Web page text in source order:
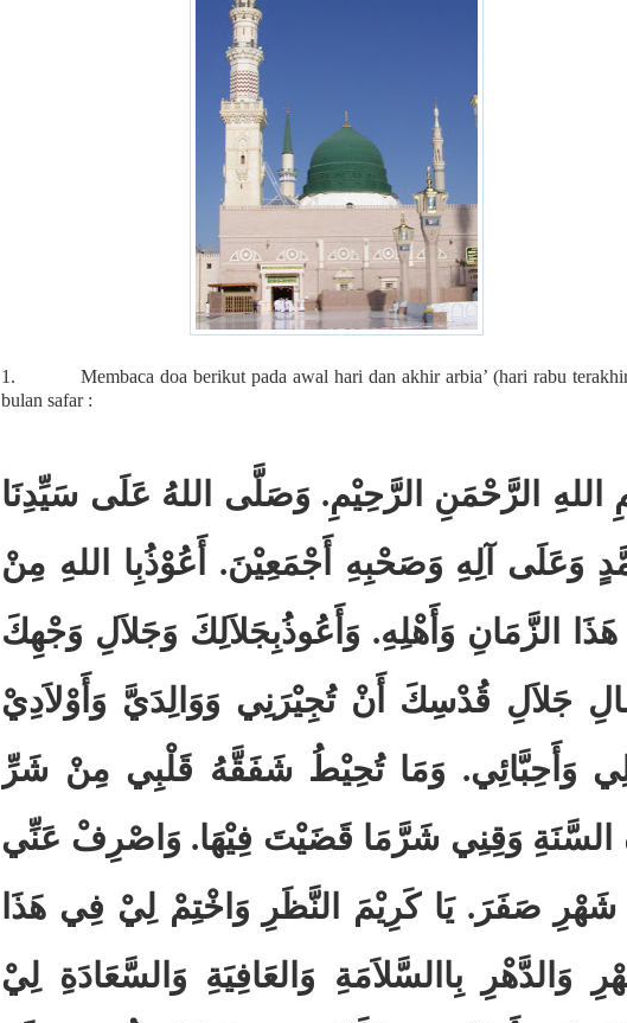
1.
Membaca doa berikut pada awal hari dan akhir arbia’ (hari rabu
bulan safar :
اللهِ الرَّحْمَنِ الرَّحِيْمِ. وَصَلَّى اللهُ عَلَى سَيِّدِنَا
وَعَلَى آلِهِ وَصَحْبِهِ أَجْمَعِيْنَ. أَعُوْذُبِا اللهِ مِنْ
الزَّمَانِ وَأَهْلِهِ. وَأَعُوذُبِجَلاَلِكَ وَجَلاَلِ وَجْهِكَ
جَلاَلِ قُدْسِكَ أَنْ تُجِيْرَنِي وَوَالِدَيَّ وَأَوْلاَدِيْ
وَأَحِبَّائِي. وَمَا تُحِيْطُ شَفَقَّهُ قَلْبِي مِنْ شَرِّ
السَّنَةِ وَقِنِي شَرَّمَا قَضَيْتَ فِيْهَا. وَاصْرِفْ عَنِّي
صَفَرَ. يَا كَرِيْمَ النَّظَرِ وَاخْتِمْ لِيْ فِي هَذَا
وَالدَّهْرِ بِاالسَّلاَمَةِ وَالعَافِيَةِ وَالسَّعَادَةِ لِيْ